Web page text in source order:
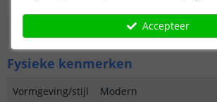
2 jaar
Fysieke kenmerken
Vormgeving/stijl
Modern
Accepteer